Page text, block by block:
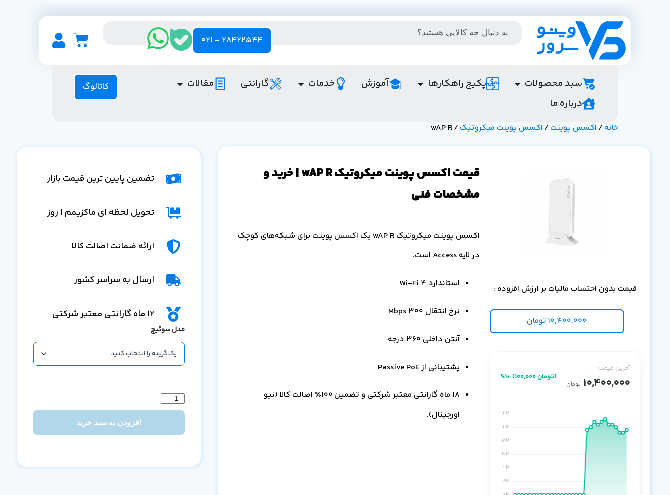
28422544 - 021
سبد محصولات پکیج راهکارها آموزش خدمات گارانتی
مقالات
درباره ما
کاتالوگ
خانه / اکسس پوینت / اکسس پوینت میکروتیک / wAP R
قیمت بدون احتساب مالیات بر ارزش افزوده :
10,400,000 تومان
آخرین قیمت:
10,400,000 تومان
%1+ (100,000 تومان)
قیمت اکسس پوینت میکروتیک wAP R | خرید و
مشخصات فنی
اکسس پوینت میکروتیک wAP R یک اکسس پوینت برای شبکه‌های کوچک
در لایه Access است.
استاندارد Wi-Fi 4
نرخ انتقال 300 Mbps
آنتن داخلی 360 درجه
پشتیبانی از Passive PoE
18 ماه گارانتی معتبر شرکتی و تضمین ۱۰۰٪ اصالت کالا (نیو
اورجینال).
تضمین پایین ترین قیمت بازار
تحویل لحظه ای ماکزیمم 1 روز
ارائه ضمانت اصالت کالا
ارسال به سراسر کشور
12 ماه گارانتی معتبر شرکتی
مدل سوئیچ
افزودن به سبد خرید